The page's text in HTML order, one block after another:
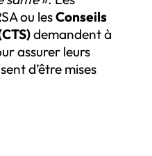
ou lesConseils
demandent à
assurer leurs
d’être mises